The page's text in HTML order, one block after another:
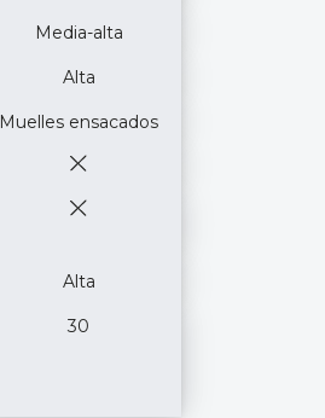
Media-alta
Alta
Muelles ensacados
Alta
30